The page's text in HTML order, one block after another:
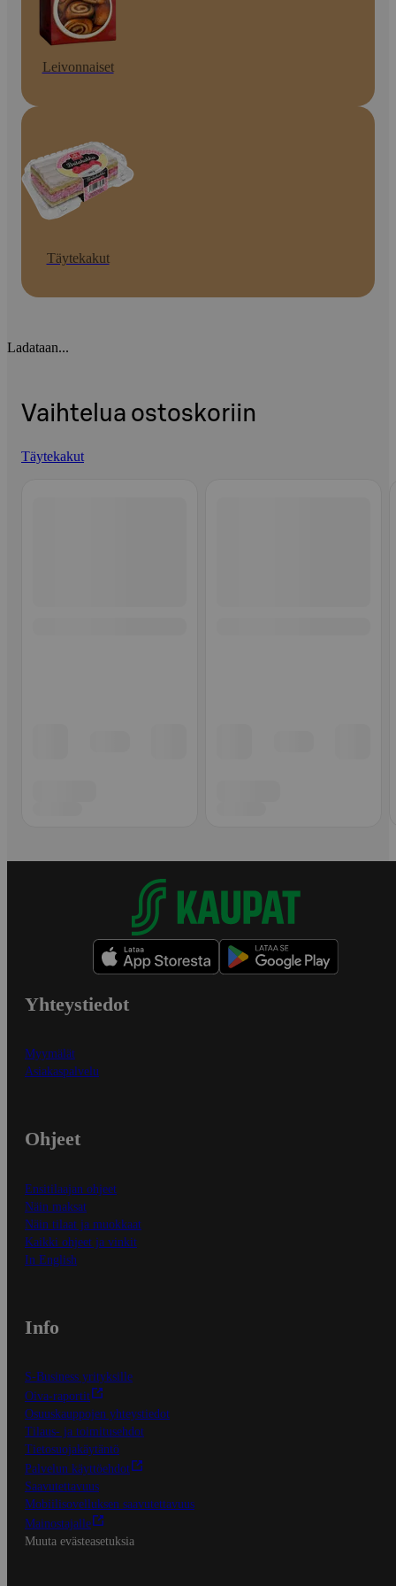
Leivonnaiset
Täytekakut
Ladataan...
Vaihtelua ostoskoriin
Täytekakut
Yhteystiedot
Myymälät
Asiakaspalvelu
Ohjeet
Ensitilaajan ohjeet
Näin maksat
Näin tilaat ja muokkaat
Kaikki ohjeet ja vinkit
In English
Info
S-Business yrityksille
Oiva-raportit
Osuuskauppojen yhteystiedot
Tilaus- ja toimitusehdot
Tietosuojakäytäntö
Palvelun käyttöehdot
Saavutettavuus
Mobiilisovelluksen saavutettavuus
Mainostajalle
Muuta evästeasetuksia